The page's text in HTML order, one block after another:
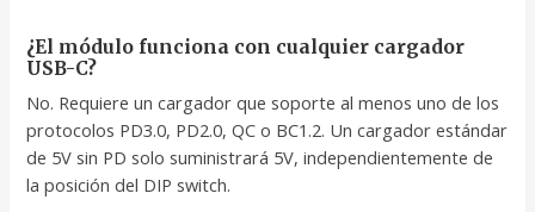
¿El módulo funciona con cualquier cargador
USB-C?
No. Requiere un cargador que soporte al menos uno de los
protocolos PD3.0, PD2.0, QC o BC1.2. Un cargador estándar
de 5V sin PD solo suministrará 5V, independientemente de
la posición del DIP switch.